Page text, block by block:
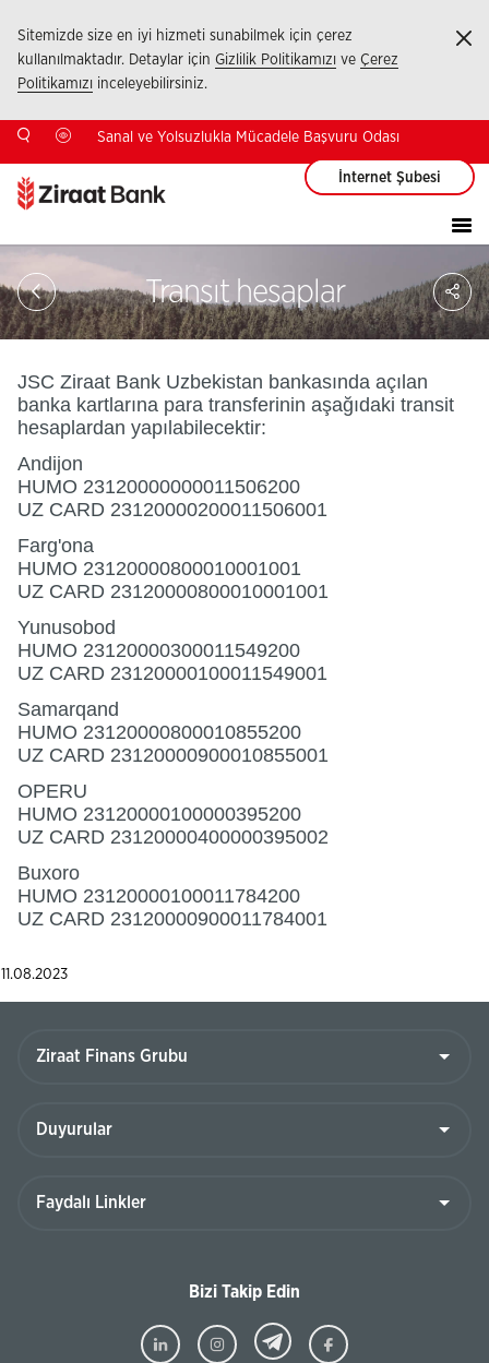
Sitemizde size en iyi hizmeti sunabilmek için çerez
kullanılmaktadır. Detaylar için Gizlilik Politikamızı ve Çerez
Politikamızı inceleyebilirsiniz.
Sanal ve Yolsuzlukla Mücadele Başvuru Odası
İnternet Şubesi
Transıt hesaplar
JSC Ziraat Bank Uzbekistan bankasında açılan
banka kartlarına para transferinin aşağıdaki transit
hesaplardan yapılabilecektir:
Аndijon
HUMO 23120000000011506200
UZ CARD 23120000200011506001
Farg'ona
HUMO 23120000800010001001
UZ CARD 23120000800010001001
Yunusobod
HUMO 23120000300011549200
UZ CARD 23120000100011549001
Samarqand
HUMO 23120000800010855200
UZ CARD 23120000900010855001
OPERU
HUMO 23120000100000395200
UZ CARD 23120000400000395002
Buxoro
HUMO 23120000100011784200
UZ CARD 23120000900011784001
11.08.2023
Bizi Takip Edin